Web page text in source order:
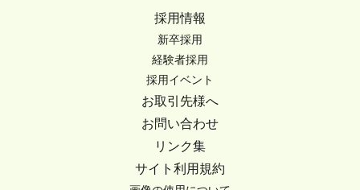
採用情報
新卒採用
経験者採用
採用イベント
お取引先様へ
お問い合わせ
リンク集
サイト利用規約